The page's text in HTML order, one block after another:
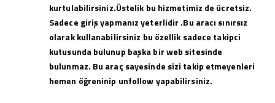
kurtulabilirsiniz.Üstelik bu hizmetimiz de ücretsiz.
Sadece giriş yapmanız yeterlidir .Bu aracı sınırsız
olarak kullanabilirsiniz bu özellik sadece takipci
kutusunda bulunup başka bir web sitesinde
bulunmaz. Bu araç sayesinde sizi takip etmeyenleri
hemen öğreninip unfollow yapabilirsiniz.